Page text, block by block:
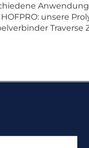
unsere